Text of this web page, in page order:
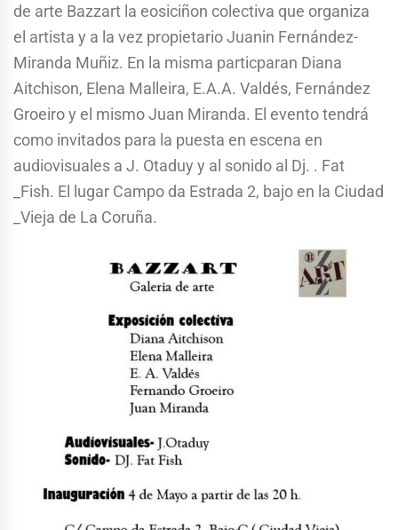
de arte Bazzart la eosiciñon colectiva que organiza
el artista y a la vez propietario Juanin Fernández-
Miranda Muñiz. En la misma particparan Diana
Aitchison, Elena Malleira, E.A.A. Valdés, Fernández
Groeiro y el mismo Juan Miranda. El evento tendrá
como invitados para la puesta en escena en
audiovisuales a J. Otaduy y al sonido al Dj. . Fat
_Fish. El lugar Campo da Estrada 2, bajo en la Ciudad
_Vieja de La Coruña.